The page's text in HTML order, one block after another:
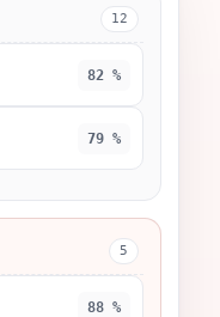
12
82 %
79 %
5
88 %